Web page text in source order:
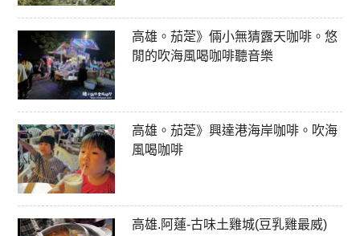
高雄。茄萣》倆小無猜露天咖啡。悠
閒的吹海風喝咖啡聽音樂
高雄。茄萣》興達港海岸咖啡。吹海
風喝咖啡
高雄.阿蓮-古味土雞城(豆乳雞最威)